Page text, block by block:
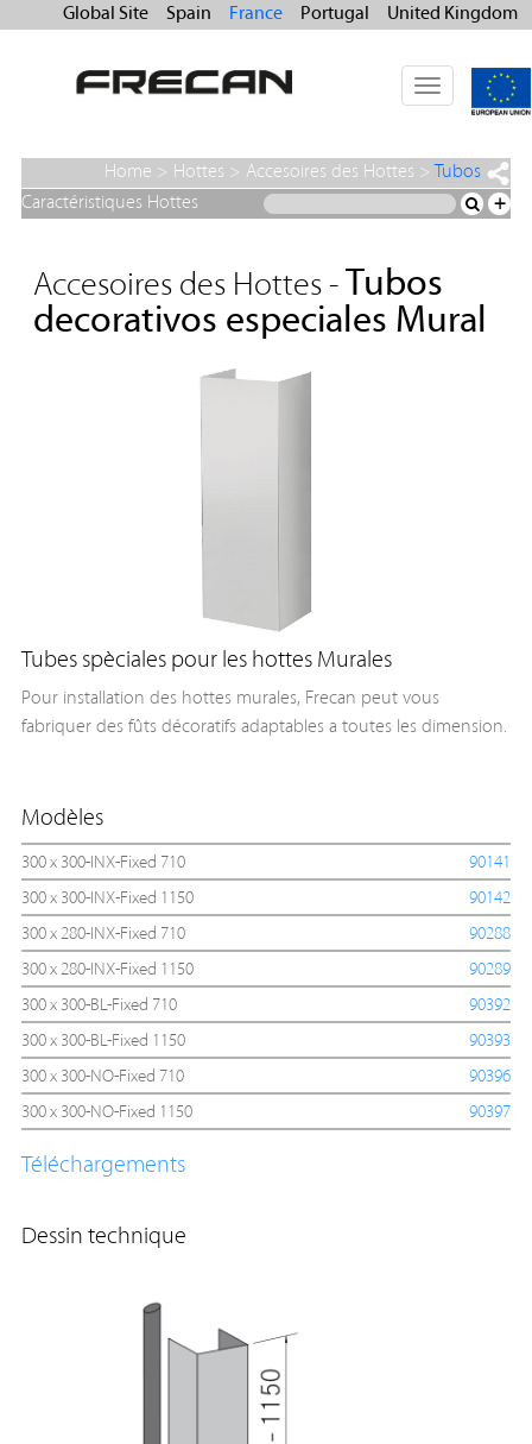
Global Site Spain France Portugal United Kingdom
Toggle
navigation
Home > Hottes > Accesoires des Hottes >
Tubos
decorativos especiales Mural
Caractéristiques Hottes +
Accesoires des Hottes - Tubos
decorativos especiales Mural
Tubes spèciales pour les hottes Murales
Pour installation des hottes murales, Frecan peut vous
fabriquer des fûts décoratifs adaptables a toutes les dimension.
Modèles
300 x 300-INX-Fixed 710
90141
300 x 300-INX-Fixed 1150
90142
300 x 280-INX-Fixed 710
90288
300 x 280-INX-Fixed 1150
90289
300 x 300-BL-Fixed 710
90392
300 x 300-BL-Fixed 1150
90393
300 x 300-NO-Fixed 710
90396
300 x 300-NO-Fixed 1150
90397
Téléchargements
Dessin technique